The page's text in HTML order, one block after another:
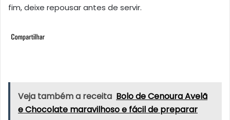
fim, deixe repousar antes de servir.
Veja também a receita Bolo de Cenoura Avelã
e Chocolate maravilhoso e fácil de preparar